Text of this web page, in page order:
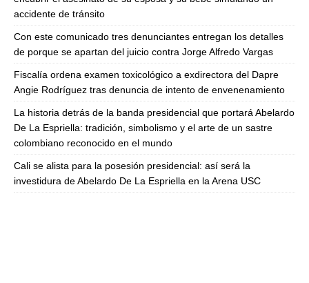
accidente de tránsito
Con este comunicado tres denunciantes entregan los detalles
de porque se apartan del juicio contra Jorge Alfredo Vargas
Fiscalía ordena examen toxicológico a exdirectora del Dapre
Angie Rodríguez tras denuncia de intento de envenenamiento
La historia detrás de la banda presidencial que portará Abelardo
De La Espriella: tradición, simbolismo y el arte de un sastre
colombiano reconocido en el mundo
Cali se alista para la posesión presidencial: así será la
investidura de Abelardo De La Espriella en la Arena USC